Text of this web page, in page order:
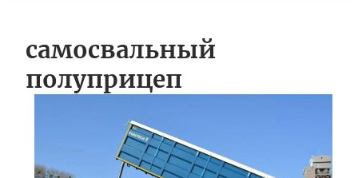
самосвальный
полуприцеп